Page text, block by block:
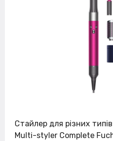
Стайлер для різних
Multi-styler Complete